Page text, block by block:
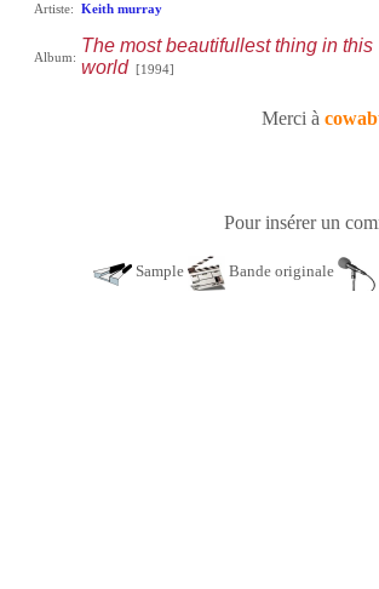
Artiste: Keith murray
Album:
The most beautifullest thing in this
world[1994]
Merci à
Pour insérer un
Sample Bande originale